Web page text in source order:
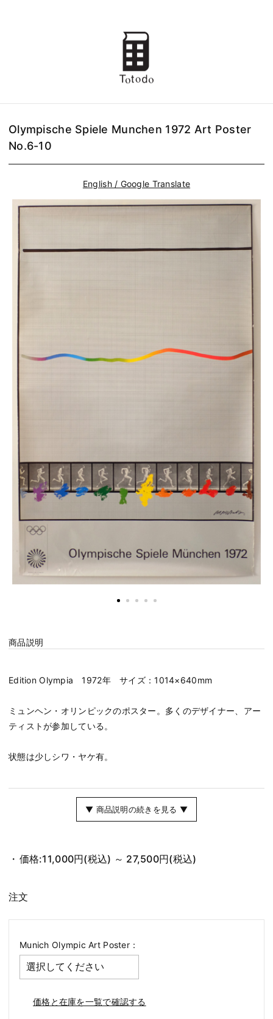
Olympische Spiele Munchen 1972 Art Poster
No.6-10
English / Google Translate
商品説明
Edition Olympia 1972年 サイズ：1014×640mm
ミュンヘン・オリンピックのポスター。多くのデザイナー、アー
ティストが参加している。
状態は少しシワ・ヤケ有。
▼ 商品説明の続きを見る ▼
価格:11,000円(税込) ～ 27,500円(税込)
注文
Munich Olympic Art Poster：
価格と在庫を一覧で確認する